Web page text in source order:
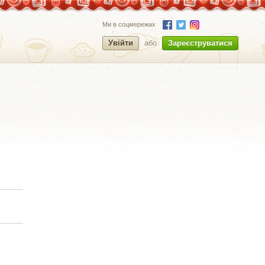
Ми в соцмережах
Увійти або Зареєструватися